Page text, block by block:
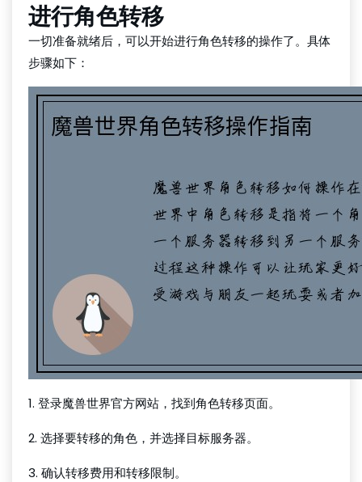
进行角色转移
一切准备就绪后，可以开始进行角色转移的操作了。具体
步骤如下：
1. 登录魔兽世界官方网站，找到角色转移页面。
2. 选择要转移的角色，并选择目标服务器。
3. 确认转移费用和转移限制。